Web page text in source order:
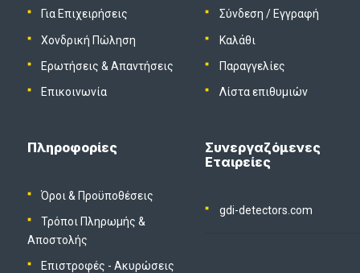
Για Επιχειρήσεις
Χονδρική Πώληση
Ερωτήσεις & Απαντήσεις
Επικοινωνία
Σύνδεση / Εγγραφή
Καλάθι
Παραγγελίες
Λίστα επιθυμιών
Πληροφορίες
Όροι & Προϋποθέσεις
Τρόποι Πληρωμής &
Αποστολής
Επιστροφές - Ακυρώσεις
Συνεργαζόμενες
Εταιρείες
gdi-detectors.com